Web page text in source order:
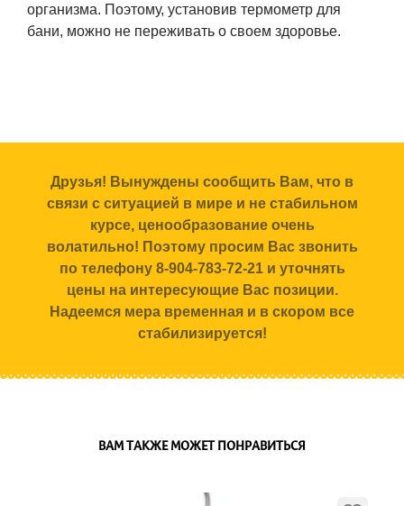
организма. Поэтому, установив термометр для
бани, можно не переживать о своем здоровье.
Друзья! Вынуждены сообщить Вам, что в
связи с ситуацией в мире и не стабильном
курсе, ценообразование очень
волатильно! Поэтому просим Вас звонить
по телефону 8-904-783-72-21 и уточнять
цены на интересующие Вас позиции.
Надеемся мера временная и в скором все
стабилизируется!
ВАМ ТАКЖЕ МОЖЕТ ПОНРАВИТЬСЯ